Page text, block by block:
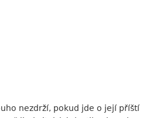
nezdrží, pokud jde o její příští